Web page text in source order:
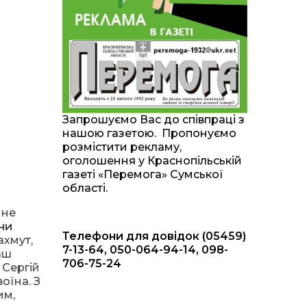
З
20:00
28 лип
Житлові сертифікати,
підготовка до зими та
підтримка ВПО: підсумки
засідання виконкому
Краснопільської
селищної ради
10:36
28 лип
Валентина Масалітіна:
«Нас тримає віра в
Перемогу і повернення
додому»
10:31
28 лип
Знову біль… Знову
втрата… На щиті
16:57
24 лип
Обмежено придатний,
але безмежно
вмотивований: Як
колишній лісівник став
Запрошуємо Вас до співпраці з
нашою газетою. Пропонуємо
розмістити рекламу,
оголошення у Краснопільській
газеті «Перемога» Сумської
області.
Телефони для довідок (05459)
7-13-64, 050-064-94-14, 098-
706-75-24